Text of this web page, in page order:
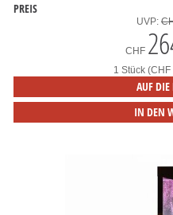
PREIS
UVP:
CHF
1 Stück
AUF DIE
IN DEN